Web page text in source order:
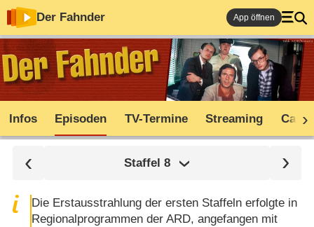
Der Fahnder App öffnen
Infos Episoden TV-Termine Streaming Cast
Staffel 8
Die Erstausstrahlung der ersten Staffeln erfolgte in
Regionalprogrammen der ARD, angefangen mit